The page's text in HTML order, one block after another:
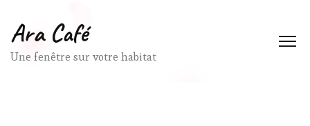
Ara Café
Une fenêtre sur votre habitat